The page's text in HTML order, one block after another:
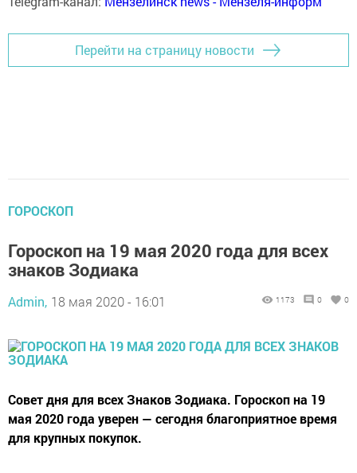
Перейти на страницу новости
ГОРОСКОП
Гороскоп на 19 мая 2020 года для всех
знаков Зодиака
Admin, 18 мая 2020 - 16:01 1173 0 0
Совет дня для всех Знаков Зодиака. Гороскоп на 19
мая 2020 года уверен — сегодня благоприятное время
для крупных покупок.